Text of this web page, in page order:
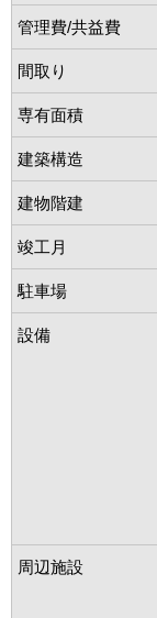
管理費/共益費
間取り
専有面積
建築構造
建物階建
竣工月
駐車場
設備
周辺施設